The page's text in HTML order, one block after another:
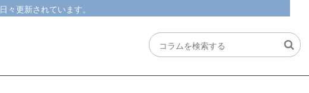
々更新されています。